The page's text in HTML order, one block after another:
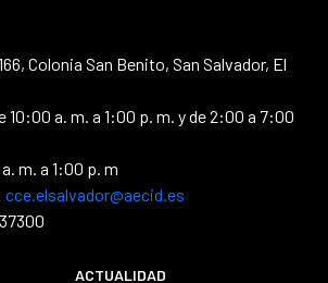
Colonia San Benito, San Salvador, El
10:00 a. m. a 1:00 p. m. y de 2:00 a 7:00
m. a 1:00 p. m
cce.elsalvador@aecid.es
ACTUALIDAD